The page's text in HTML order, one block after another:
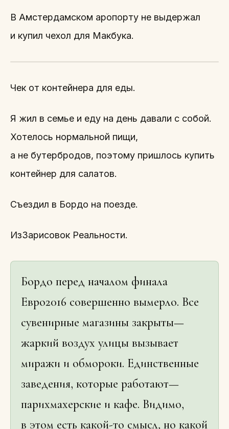
В Амстердамском аропорту не выдержал
и купил чехол для Макбука.
Чек от контейнера для еды.
Я жил в семье и еду на день давали с собой.
Хотелось нормальной пищи,
а не бутербродов, поэтому пришлось купить
контейнер для салатов.
Съездил в Бордо на поезде.
ИзЗарисовок Реальности.
Бордо перед началом финала
Евро2016 совершенно вымерло. Все
сувенирные магазины закрыты—
жаркий воздух улицы вызывает
миражи и обмороки. Единственные
заведения, которые работают—
парихмахерские и кафе. Видимо,
в этом есть какой-то смысл, но какой